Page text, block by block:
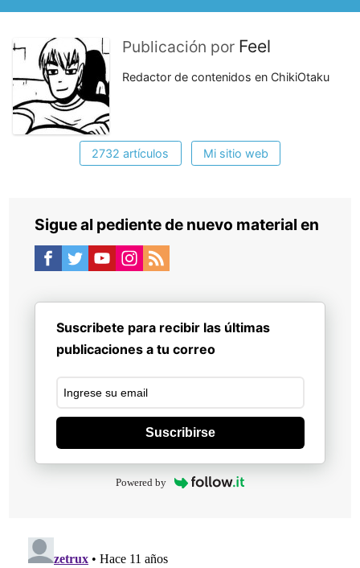
Publicación por Feel
Redactor de contenidos en ChikiOtaku
2732 artículos Mi sitio web
Sigue al pediente de nuevo material en
Suscribete para recibir las últimas
publicaciones a tu correo
Suscribirse
Powered by